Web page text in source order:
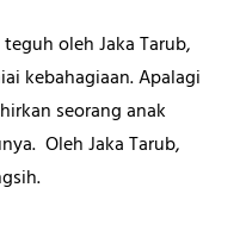
oleh Jaka Tarub,
kebahagiaan. Apalagi
seorang anak
Oleh Jaka Tarub,